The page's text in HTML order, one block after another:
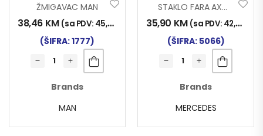
ŽMIGAVAC MAN
38,46 KM (sa PDV: 45,00
(ŠIFRA: 1777)
Brands
MAN
STAKLO FARA AXOR MP2 DESNO
35,90 KM (sa PDV: 42,00
(ŠIFRA: 5066)
Brands
MERCEDES